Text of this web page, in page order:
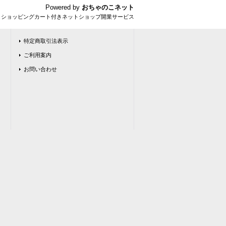
Powered by おちゃのこネット
ョッピングカート付きネットショップ開業サービス
特定商取引法表示
ご利用案内
お問い合わせ